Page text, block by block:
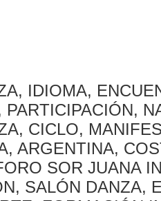
IDIOMA,
PARTICIPACIÓN,
CICLO,
ARGENTINA,
SOR JUANA
SALÓN DANZA,